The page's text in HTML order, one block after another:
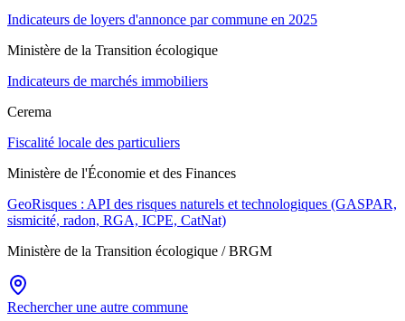
Indicateurs de loyers d'annonce par commune en 2025
Ministère de la Transition écologique
Indicateurs de marchés immobiliers
Cerema
Fiscalité locale des particuliers
Ministère de l'Économie et des Finances
GeoRisques : API des risques naturels et technologiques (GASPAR,
sismicité, radon, RGA, ICPE, CatNat)
Ministère de la Transition écologique / BRGM
Rechercher une autre commune